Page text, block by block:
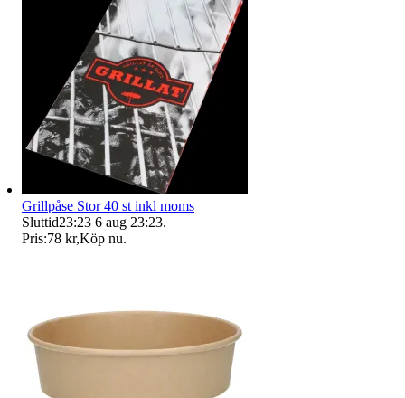
Grillpåse Stor 40 st inkl moms
Sluttid23:23 6 aug 23:23.
Pris:78 kr,Köp nu.